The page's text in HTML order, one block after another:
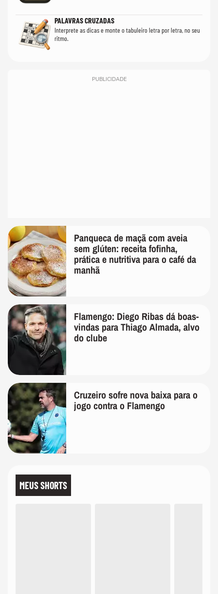
PALAVRAS CRUZADAS
Interprete as dicas e monte o tabuleiro letra por letra, no seu
ritmo.
PUBLICIDADE
Panqueca de maçã com aveia
sem glúten: receita fofinha,
prática e nutritiva para o café da
manhã
Flamengo: Diego Ribas dá boas-
vindas para Thiago Almada, alvo
do clube
Cruzeiro sofre nova baixa para o
jogo contra o Flamengo
MEUS SHORTS